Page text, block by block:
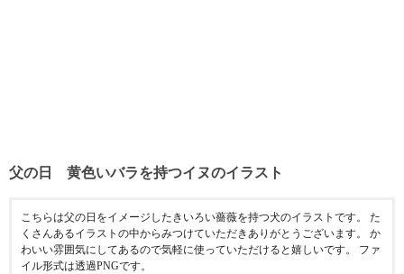
父の日 黄色いバラを持つイヌのイラスト
こちらは父の日をイメージしたきいろい薔薇を持つ犬のイラストです。 た
くさんあるイラストの中からみつけていただきありがとうございます。 か
わいい雰囲気にしてあるので気軽に使っていただけると嬉しいです。 ファ
イル形式は透過PNGです。